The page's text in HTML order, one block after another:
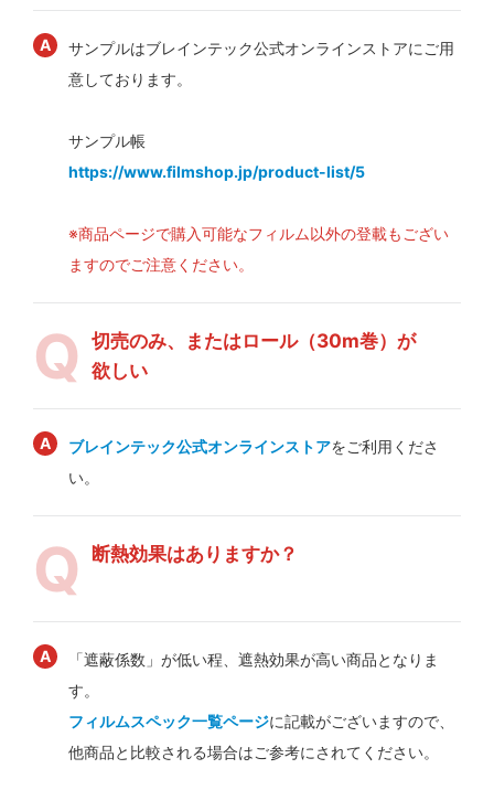
サンプルはブレインテック公式オンラインストアにご用
意しております。
サンプル帳
https://www.filmshop.jp/product-list/5
※商品ページで購入可能なフィルム以外の登載もござい
ますのでご注意ください。
切売のみ、またはロール（30m巻）が
欲しい
ブレインテック公式オンラインストアをご利用くださ
い。
断熱効果はありますか？
「遮蔽係数」が低い程、遮熱効果が高い商品となりま
す。
フィルムスペック一覧ページに記載がございますので、
他商品と比較される場合はご参考にされてください。